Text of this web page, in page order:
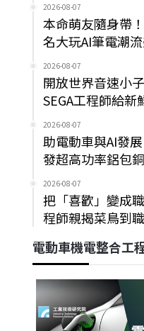
2026-08-07
本命萌友隨身帶
名大玩AI筆電潮
2026-08-07
開放世界音速小
SEGA工程師給
2026-08-07
助電動車與AI發
發超高功率鋁包
2026-08-07
把「喜歡」變成
程師親揭菜鳥到
電動車機電整合工